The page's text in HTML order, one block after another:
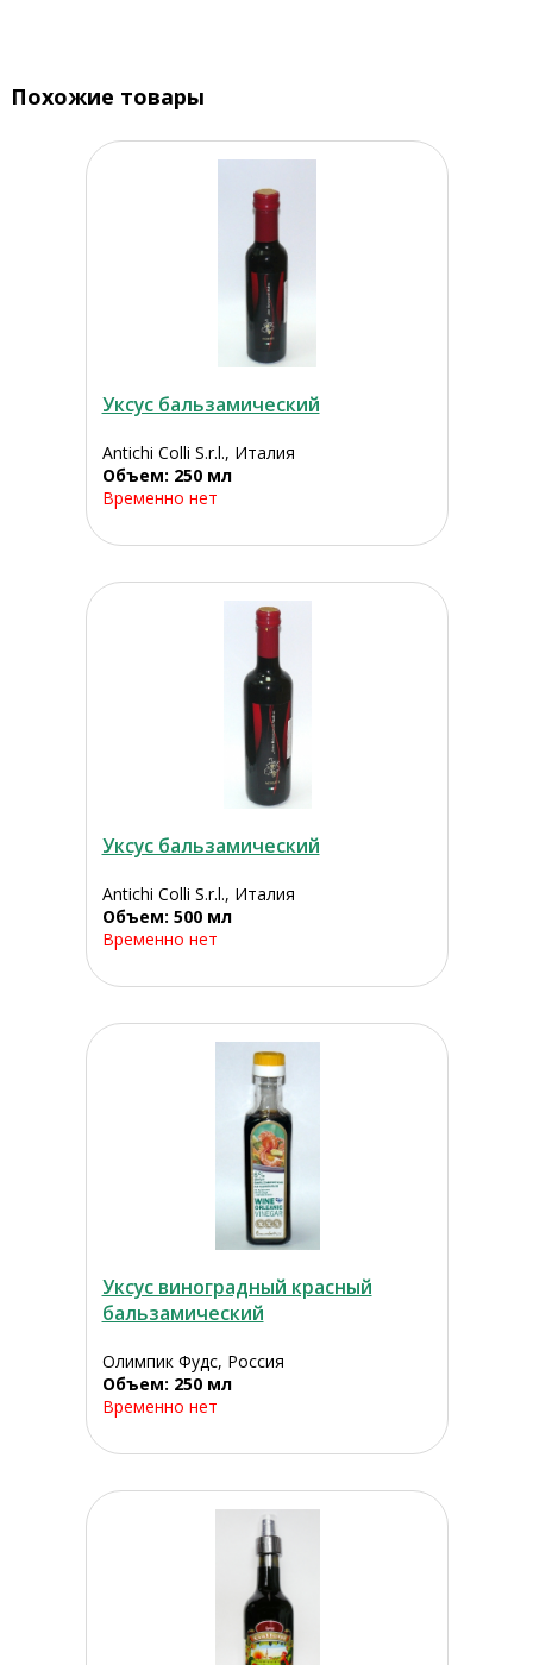
Похожие товары
Уксус бальзамический
Antichi Colli S.r.l., Италия
Объем: 250 мл
Временно нет
Уксус бальзамический
Antichi Colli S.r.l., Италия
Объем: 500 мл
Временно нет
Уксус виноградный красный
бальзамический
Олимпик Фудс, Россия
Объем: 250 мл
Временно нет